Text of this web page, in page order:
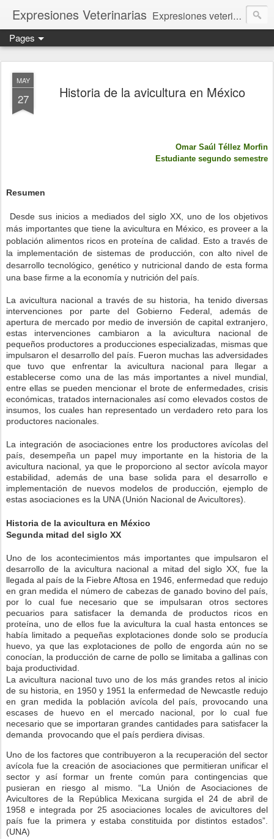
Expresiones Veterinarias Expresiones veterinarias es una publicación en linea de la biblioteca de la Facultad de Veterinaria y Zootecnia de la UNAM
Pages
MAY
27 Historia de la avicultura en México
Omar Saúl Téllez Morfin
Estudiante segundo semestre
Resumen
Desde sus inicios a mediados del siglo XX, uno de los objetivos
más importantes que tiene la avicultura en México, es proveer a la
población alimentos ricos en proteína de calidad. Esto a través de
la implementación de sistemas de producción, con alto nivel de
desarrollo tecnológico, genético y nutricional dando de esta forma
una base firme a la economía y nutrición del país.
La avicultura nacional a través de su historia, ha tenido diversas
intervenciones por parte del Gobierno Federal, además de
apertura de mercado por medio de inversión de capital extranjero,
estas intervenciones cambiaron a la avicultura nacional de
pequeños productores a producciones especializadas, mismas que
impulsaron el desarrollo del país. Fueron muchas las adversidades
que tuvo que enfrentar la avicultura nacional para llegar a
establecerse como una de las más importantes a nivel mundial,
entre ellas se pueden mencionar el brote de enfermedades, crisis
económicas, tratados internacionales así como elevados costos de
insumos, los cuales han representado un verdadero reto para los
productores nacionales.
La integración de asociaciones entre los productores avícolas del
país, desempeña un papel muy importante en la historia de la
avicultura nacional, ya que le proporciono al sector avícola mayor
estabilidad, además de una base solida para el desarrollo e
implementación de nuevos modelos de producción, ejemplo de
estas asociaciones es la UNA (Unión Nacional de Avicultores).
Historia de la avicultura en México
Segunda mitad del siglo XX
Uno de los acontecimientos más importantes que impulsaron el
desarrollo de la avicultura nacional a mitad del siglo XX, fue la
llegada al país de la Fiebre Aftosa en 1946, enfermedad que redujo
en gran medida el número de cabezas de ganado bovino del país,
por lo cual fue necesario que se impulsaran otros sectores
pecuarios para satisfacer la demanda de productos ricos en
proteína, uno de ellos fue la avicultura la cual hasta entonces se
había limitado a pequeñas explotaciones donde solo se producía
huevo, ya que las explotaciones de pollo de engorda aún no se
conocían, la producción de carne de pollo se limitaba a gallinas con
baja productividad.
La avicultura nacional tuvo uno de los más grandes retos al inicio
de su historia, en 1950 y 1951 la enfermedad de Newcastle redujo
en gran medida la población avícola del país, provocando una
escases de huevo en el mercado nacional, por lo cual fue
necesario que se importaran grandes cantidades para satisfacer la
demanda provocando que el país perdiera divisas.
Uno de los factores que contribuyeron a la recuperación del sector
avícola fue la creación de asociaciones que permitieran unificar el
sector y así formar un frente común para contingencias que
pusieran en riesgo al mismo. “La Unión de Asociaciones de
Avicultores de la República Mexicana surgida el 24 de abril de
1958 e integrada por 25 asociaciones locales de avicultores del
país fue la primera y estaba constituida por distintos estados”.
(UNA)